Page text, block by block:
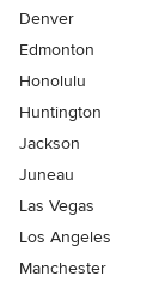
Denver
Edmonton
Honolulu
Huntington
Jackson
Juneau
Las Vegas
Los Angeles
Manchester